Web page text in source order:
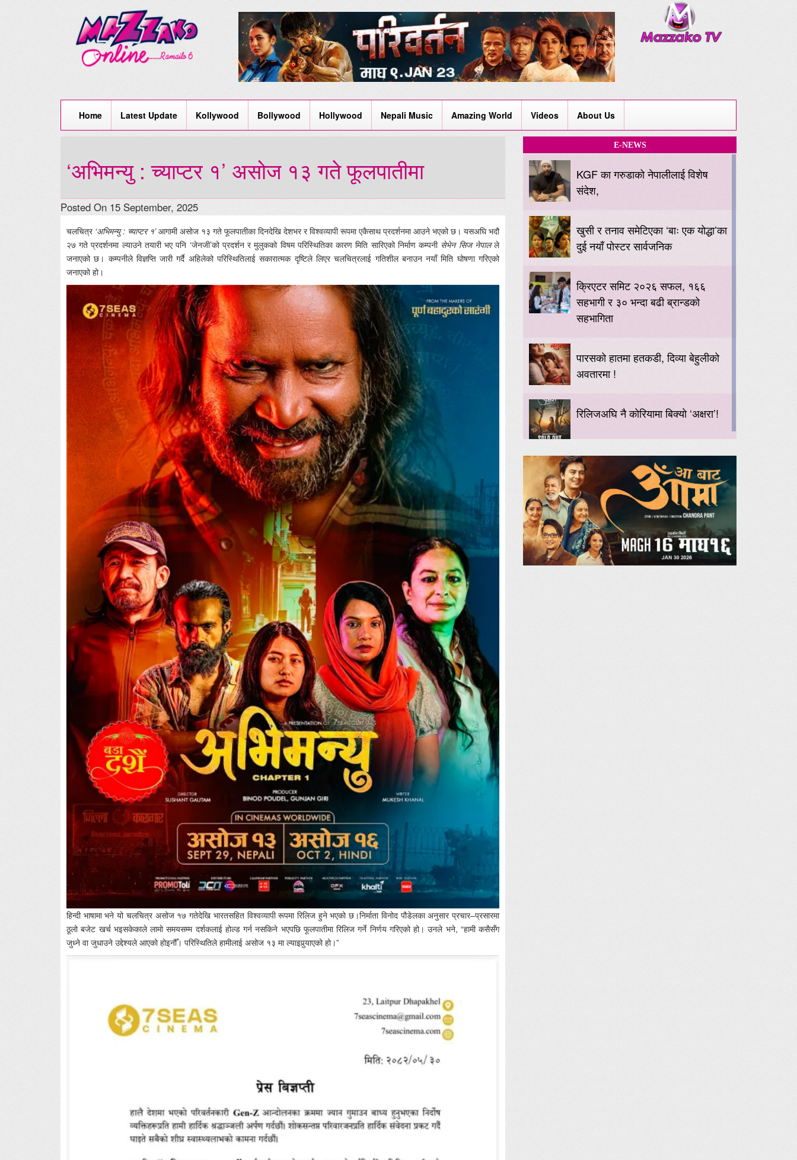
Home Latest Update Kollywood Bollywood Hollywood Nepali Music Amazing World Videos About Us
‘अभिमन्यु : च्याप्टर १’ असोज १३ गते फूलपातीमा
Posted On 15 September, 2025
चलचित्र ‘अभिमन्यु : च्याप्टर १’आगामी असोज १३ गते फूलपातीका दिनदेखि देशभर र विश्वव्यापी रूपमा एकैसाथ प्रदर्शनमा आउने भएको छ। यसअघि भदौ
२७ गते प्रदर्शनमा ल्याउने तयारी भए पनि ‘जेनजी’को प्रदर्शन र मुलुकको विषम परिस्थितिका कारण मिति सारिएको निर्माण कम्पनी सेभेन सिज नेपालले
जनाएको छ। कम्पनीले विज्ञप्ति जारी गर्दै अहिलेको परिस्थितिलाई सकारात्मक दृष्टिले लिएर चलचित्रलाई गतिशील बनाउन नयाँ मिति घोषणा गरिएको
जनाएको हो।
हिन्दी भाषामा भने यो चलचित्र असोज १७ गतेदेखि भारतसहित विश्वव्यापी रूपमा रिलिज हुने भएको छ।निर्माता विनोद पौडेलका अनुसार प्रचार–प्रसारमा
ठूलो बजेट खर्च भइसकेकाले लामो समयसम्म दर्शकलाई होल्ड गर्न नसकिने भएपछि फूलपातीमा रिलिज गर्ने निर्णय गरिएको हो। उनले भने, “हामी कसैसँग
जुध्ने वा जुधाउने उद्देश्यले आएको होइनौँ। परिस्थितिले हामीलाई असोज १३ मा ल्याइपुर्‍याएको हो।”
E-NEWS
KGF का गरुडाको नेपालीलाई विशेष
संदेश,
खुसी र तनाव समेटिएका ‘बाः एक योद्धा’का
दुई नयाँ पोस्टर सार्वजनिक
क्रिएटर समिट २०२६ सफल, १६६
सहभागी र ३० भन्दा बढी ब्रान्डको
सहभागिता
पारसको हातमा हतकडी, दिव्या बेहुलीको
अवतारमा !
रिलिजअघि नै कोरियामा बिक्यो ‘अक्षरा’!